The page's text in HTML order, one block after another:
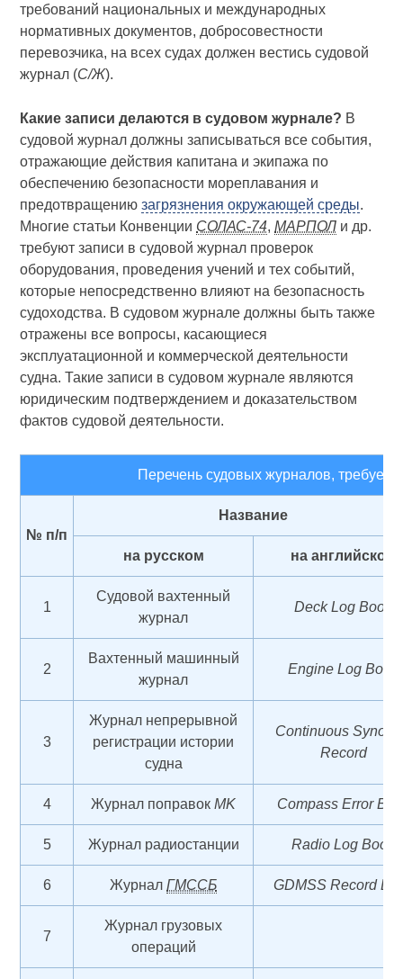
требований национальных и международных
нормативных документов, добросовестности
перевозчика, на всех судах должен вестись судовой
журнал (С/Ж).
Какие записи делаются в судовом журнале? В
судовой журнал должны записываться все события,
отражающие действия капитана и экипажа по
обеспечению безопасности мореплавания и
предотвращениюзагрязнения окружающей среды.
Многие статьи Конвенции СОЛАС-74,МАРПОЛ и др.
требуют записи в судовой журнал проверок
оборудования, проведения учений и тех событий,
которые непосредственно влияют на безопасность
судоходства. В судовом журнале должны быть также
отражены все вопросы, касающиеся
эксплуатационной и коммерческой деятельности
судна. Такие записи в судовом журнале являются
юридическим подтверждением и доказательством
фактов судовой деятельности.
Перечень судовых журналов,
№ п/п
Название
на русском на английском
1
Судовой вахтенный
журнал
Deck Log Book
2
Вахтенный машинный
журнал
Engine Log Book
3
Журнал непрерывной
регистрации истории
судна
Continuous
Record
4 Журнал поправокMK Compass Error
5 Журнал радиостанции Radio Log Book
6 ЖурналГМССБ GDMSS Record
7
Журнал грузовых
операций